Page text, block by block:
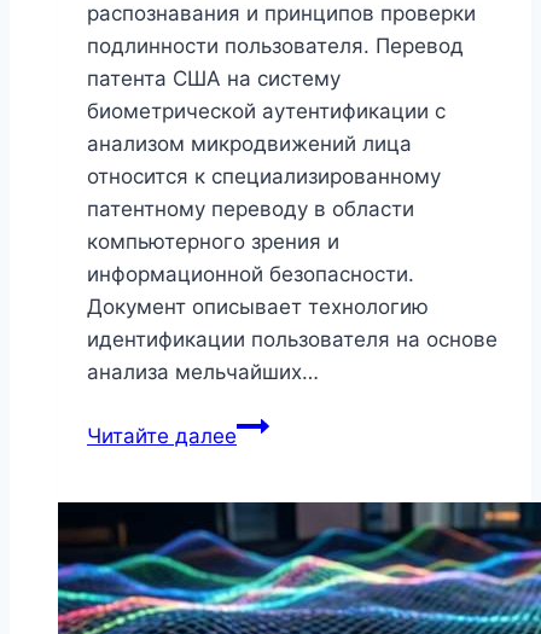
распознавания и принципов проверки
подлинности пользователя. Перевод
патента США на систему
биометрической аутентификации с
анализом микродвижений лица
относится к специализированному
патентному переводу в области
компьютерного зрения и
информационной безопасности.
Документ описывает технологию
идентификации пользователя на основе
анализа мельчайших…
Читайте далееПеревод
английский
патента
на